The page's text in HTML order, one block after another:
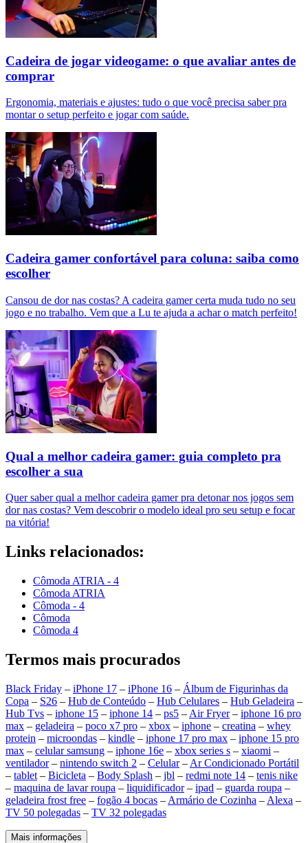
Cadeira de jogar videogame: o que avaliar antes de
comprar
Ergonomia, materiais e ajustes: tudo o que você precisa saber pra
montar o setup perfeito e jogar com saúde.
Cadeira gamer confortável para coluna: saiba como
escolher
Cansou de dor nas costas? A cadeira gamer certa muda tudo no seu
jogo e no trabalho. Vem que a Lu te ajuda a achar o match perfeito!
Qual a melhor cadeira gamer: guia completo pra
escolher a sua
Quer saber qual a melhor cadeira gamer pra detonar nos jogos sem
dor nas costas? Vem descobrir o modelo ideal pro seu setup e focar
na vitória!
Links relacionados:
Cômoda ATRIA - 4
Cômoda ATRIA
Cômoda - 4
Cômoda
Cômoda 4
Termos mais procurados
Black Friday – iPhone 17 – iPhone 16 – Álbum de Figurinhas da
Copa – S26 – Hub de Conteúdo – Hub Celulares – Hub Geladeira –
Hub Tvs – iphone 15 – iphone 14 – ps5 – Air Fryer– iphone 16 pro
max – geladeira – poco x7 pro – xbox – iphone – creatina – whey
protein – microondas – kindle – iphone 17 pro max – iphone 15 pro
max – celular samsung – iphone 16e – xbox series s – xiaomi –
ventilador– nintendo switch 2 – Celular– Ar Condicionado Portátil
– tablet – Bicicleta – Body Splash – jbl – redmi note 14 – tenis nike
– maquina de lavar roupa – liquidificador– ipad – guarda roupa –
geladeira frost free – fogão 4 bocas – Armário de Cozinha – Alexa –
TV 50 polegadas – TV 32 polegadas
Mais informações